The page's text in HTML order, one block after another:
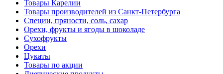
Товары Карелии
Товары производителей из Санкт-Петербурга
Специи, пряности, соль, сахар
Орехи, фрукты и ягоды в шоколаде
Сухофрукты
Орехи
Цукаты
Товары по акции